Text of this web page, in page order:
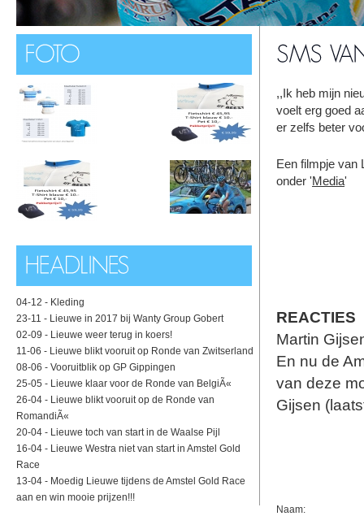
04-12 - Kleding
23-11 - Lieuwe in 2017 bij Wanty Group Gobert
02-09 - Lieuwe weer terug in koers!
11-06 - Lieuwe blikt vooruit op Ronde van Zwitserland
08-06 - Vooruitblik op GP Gippingen
25-05 - Lieuwe klaar voor de Ronde van BelgiÃ«
26-04 - Lieuwe blikt vooruit op de Ronde van
RomandiÃ«
20-04 - Lieuwe toch van start in de Waalse Pijl
16-04 - Lieuwe Westra niet van start in Amstel Gold
Race
13-04 - Moedig Lieuwe tijdens de Amstel Gold Race
aan en win mooie prijzen!!!
,,Ik heb mijn
voelt erg goed
er zelfs beter
Een filmpje van
onder 'Media'
REACTIES
Martin
En nu de
van deze
Gijsen
Naam: